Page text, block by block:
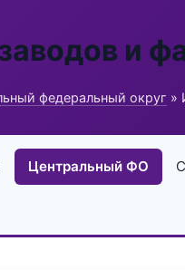
и
федеральный округ »
Центральный ФО